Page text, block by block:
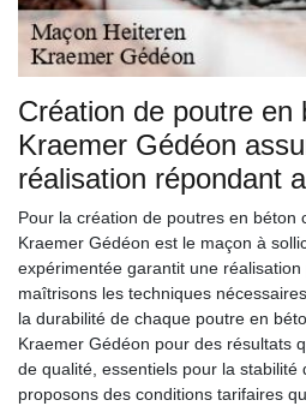
Création de poutre en
Kraemer Gédéon
réalisation répondant
Pour la création de poutres en béton
Kraemer Gédéon est le maçon à
expérimentée garantit une
maîtrisons les techniques
la durabilité de chaque poutre en
Kraemer Gédéon pour des résultats
de qualité, essentiels pour la stabilité
proposons des conditions tarifaires